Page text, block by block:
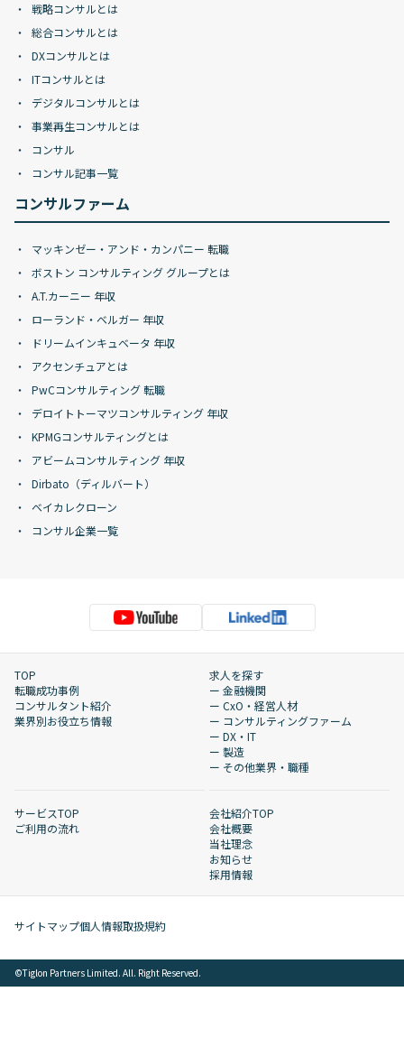
戦略コンサルとは
総合コンサルとは
DXコンサルとは
ITコンサルとは
デジタルコンサルとは
事業再生コンサルとは
コンサル
コンサル記事一覧
コンサルファーム
マッキンゼー・アンド・カンパニー 転職
ボストン コンサルティング グループとは
A.T.カーニー 年収
ローランド・ベルガー 年収
ドリームインキュベータ 年収
アクセンチュアとは
PwCコンサルティング 転職
デロイトトーマツコンサルティング 年収
KPMGコンサルティングとは
アビームコンサルティング 年収
Dirbato（ディルバート）
ベイカレクローン
コンサル企業一覧
TOP
転職成功事例
コンサルタント紹介
業界別お役立ち情報
求人を探す
ー 金融機関
ー CxO・経営人材
ー コンサルティングファーム
ー DX・IT
ー 製造
ー その他業界・職種
サービスTOP
ご利用の流れ
会社紹介TOP
会社概要
当社理念
お知らせ
採用情報
サイトマップ個人情報取扱規約
©︎Tiglon Partners Limited. All. Right Reserved.